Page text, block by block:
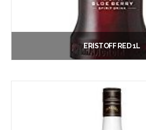
ERISTOFF RED 1L
€18.90
Lees verder